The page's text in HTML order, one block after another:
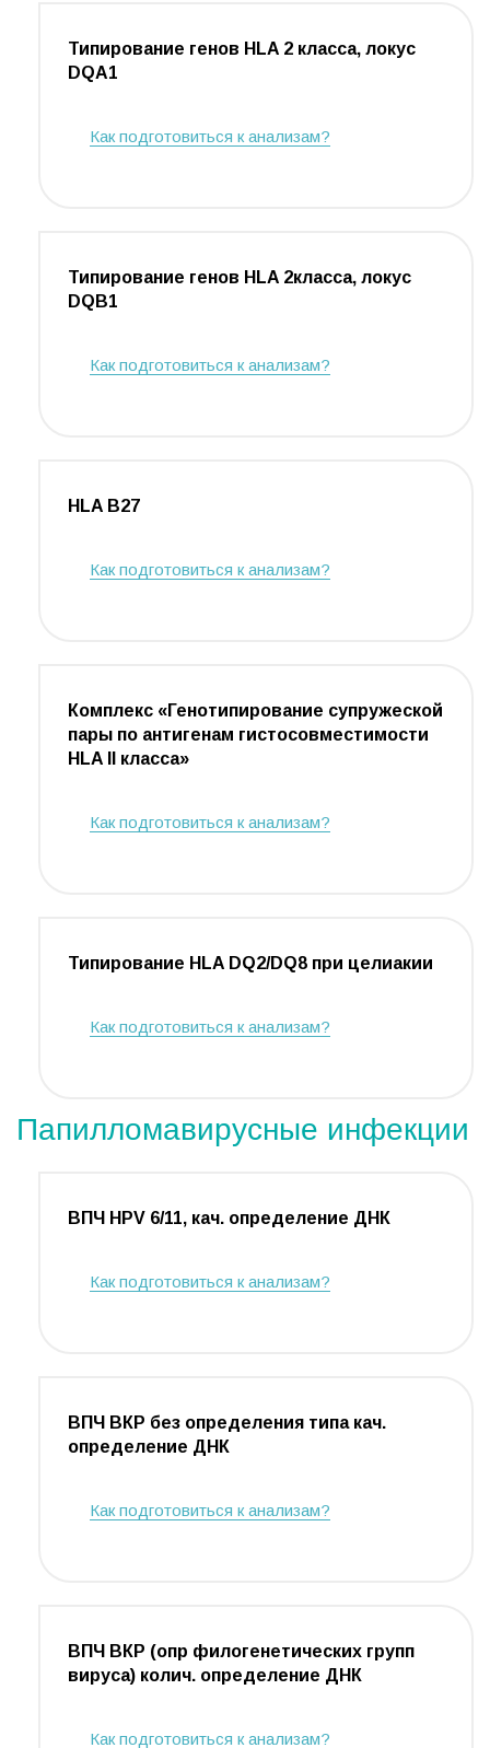
Типирование генов HLA 2 класса, локус
DQA1
Как подготовиться к анализам?
Типирование генов HLA 2класса, локус
DQB1
Как подготовиться к анализам?
HLA B27
Как подготовиться к анализам?
Комплекс «Генотипирование супружеской
пары по антигенам гистосовместимости
HLA II класса»
Как подготовиться к анализам?
Типирование HLA DQ2/DQ8 при целиакии
Как подготовиться к анализам?
Папилломавирусные инфекции
ВПЧ HPV 6/11, кач. определение ДНК
Как подготовиться к анализам?
ВПЧ ВКР без определения типа кач.
определение ДНК
Как подготовиться к анализам?
ВПЧ ВКР (опр филогенетических групп
вируса) колич. определение ДНК
Как подготовиться к анализам?